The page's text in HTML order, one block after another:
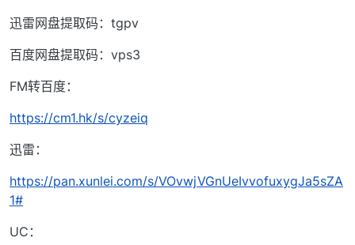
迅雷网盘提取码：tgpv
百度网盘提取码：vps3
FM转百度：
https://cm1.hk/s/cyzeiq
迅雷：
https://pan.xunlei.com/s/VOvwjVGnUeIvvofuxygJa5sZA
1#
UC：